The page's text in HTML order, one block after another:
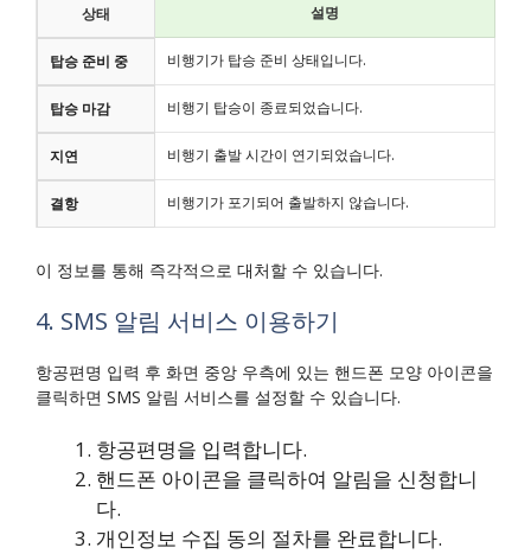
상태 설명
탑승 준비 중 비행기가 탑승 준비 상태입니다.
탑승 마감 비행기 탑승이 종료되었습니다.
지연 비행기 출발 시간이 연기되었습니다.
결항 비행기가 포기되어 출발하지 않습니다.
이 정보를 통해 즉각적으로 대처할 수 있습니다.
4. SMS 알림 서비스 이용하기
항공편명 입력 후 화면 중앙 우측에 있는 핸드폰 모양 아이콘을
클릭하면 SMS 알림 서비스를 설정할 수 있습니다.
항공편명을 입력합니다.
핸드폰 아이콘을 클릭하여 알림을 신청합니
다.
개인정보 수집 동의 절차를 완료합니다.